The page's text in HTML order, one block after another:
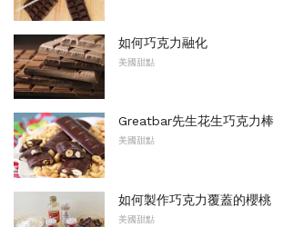
如何巧克力融化
美國甜點
Greatbar先生花生巧克力棒
美國甜點
如何製作巧克力覆蓋的櫻桃
美國甜點